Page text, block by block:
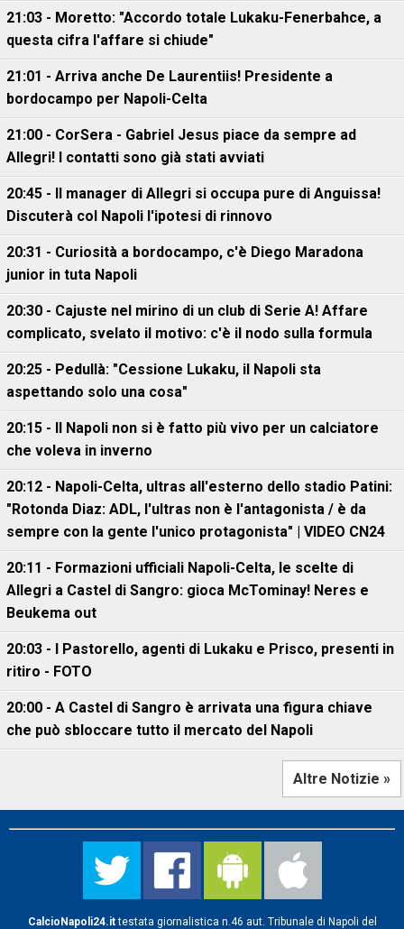
21:03 - Moretto: "Accordo totale Lukaku-Fenerbahce, a
questa cifra l'affare si chiude"
21:01 - Arriva anche De Laurentiis! Presidente a
bordocampo per Napoli-Celta
21:00 - CorSera - Gabriel Jesus piace da sempre ad
Allegri! I contatti sono già stati avviati
20:45 - Il manager di Allegri si occupa pure di Anguissa!
Discuterà col Napoli l'ipotesi di rinnovo
20:31 - Curiosità a bordocampo, c'è Diego Maradona
junior in tuta Napoli
20:30 - Cajuste nel mirino di un club di Serie A! Affare
complicato, svelato il motivo: c'è il nodo sulla formula
20:25 - Pedullà: "Cessione Lukaku, il Napoli sta
aspettando solo una cosa"
20:15 - Il Napoli non si è fatto più vivo per un calciatore
che voleva in inverno
20:12 - Napoli-Celta, ultras all'esterno dello stadio Patini:
"Rotonda Diaz: ADL, l'ultras non è l'antagonista / è da
sempre con la gente l'unico protagonista" | VIDEO CN24
20:11 - Formazioni ufficiali Napoli-Celta, le scelte di
Allegri a Castel di Sangro: gioca McTominay! Neres e
Beukema out
20:03 - I Pastorello, agenti di Lukaku e Prisco, presenti in
ritiro - FOTO
20:00 - A Castel di Sangro è arrivata una figura chiave
che può sbloccare tutto il mercato del Napoli
Altre Notizie »
CalcioNapoli24.ittestata giornalistica n.46 aut. Tribunale di Napoli del